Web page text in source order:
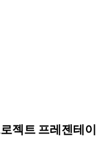
젝트 프레젠테이